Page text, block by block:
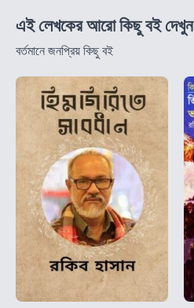
এই লেখকের আরো কিছু বই দেখুন
বর্তমানে জনপ্রিয় কিছু বই